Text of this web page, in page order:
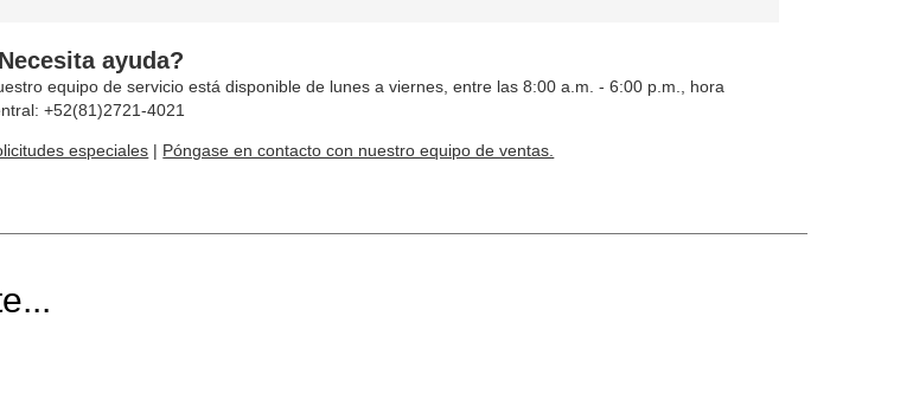
ayuda?
equipo de servicio está disponible de lunes a viernes, entre las 8:00 a.m. - 6:00 p.m., hora
+52(81)2721-4021
especiales | Póngase en contacto con nuestro equipo de ventas.